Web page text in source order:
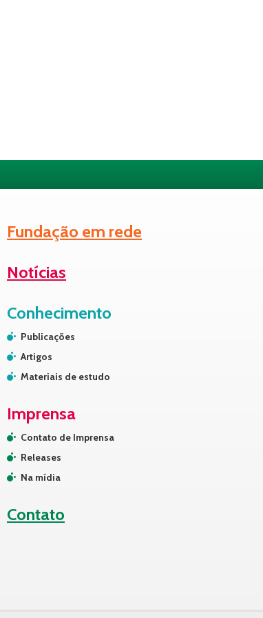
Fundação em rede
Notícias
Conhecimento
Publicações
Artigos
Materiais de estudo
Imprensa
Contato de Imprensa
Releases
Na mídia
Contato